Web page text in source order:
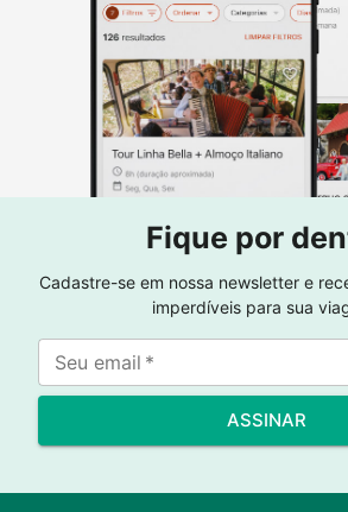
Fique por
Cadastre-se em nossa newsletter e
imperdíveis para sua
Seu email *
ASSINAR